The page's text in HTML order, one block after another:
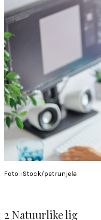
Foto: iStock/petrunjela
2 Natuurlike lig